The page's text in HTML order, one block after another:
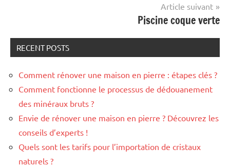
Article suivant
Piscine coque verte
RECENT POSTS
Comment rénover une maison en pierre : étapes clés ?
Comment fonctionne le processus de dédouanement
des minéraux bruts ?
Envie de rénover une maison en pierre ? Découvrez les
conseils d’experts !
Quels sont les tarifs pour l’importation de cristaux
naturels ?